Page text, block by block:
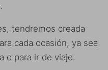
tendremos creada
cada ocasión, ya sea
o para ir de viaje.